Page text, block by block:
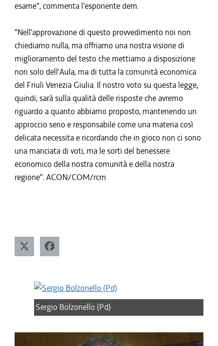
esame", commenta l'esponente dem.
"Nell'approvazione di questo provvedimento noi non
chiediamo nulla, ma offriamo una nostra visione di
miglioramento del testo che mettiamo a disposizione
non solo dell'Aula, ma di tutta la comunità economica
del Friuli Venezia Giulia. Il nostro voto su questa legge,
quindi, sarà sulla qualità delle risposte che avremo
riguardo a quanto abbiamo proposto, mantenendo un
approccio serio e responsabile come una materia così
delicata necessita e ricordando che in gioco non ci sono
una manciata di voti, ma le sorti del benessere
economico della nostra comunità e della nostra
regione". ACON/COM/rcm
Sergio Bolzonello (Pd)